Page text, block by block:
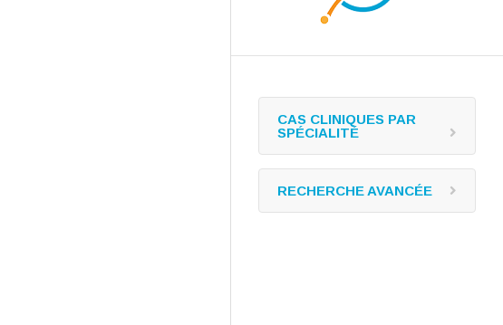
CAS CLINIQUES PAR
SPÉCIALITÉ
RECHERCHE AVANCÉE